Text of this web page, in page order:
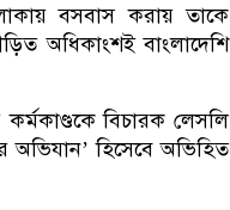
বসবাস করায় তাকে
অধিকাংশই বাংলাদেশি
বিচারক লেসলি
অভিযান’ হিসেবে অভিহিত